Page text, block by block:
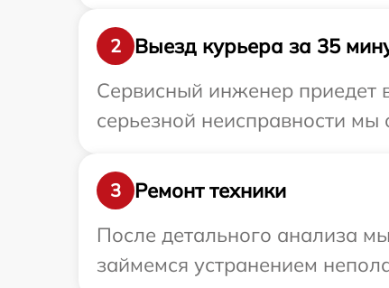
2
Выезд курьера за 35
Сервисный инженер приедет
серьезной неисправности
3
Ремонт техники
После детального анализа
займемся устранением